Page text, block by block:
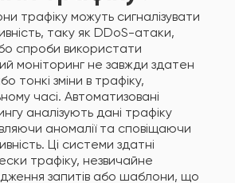
трафіку можуть сигналізувати
таку як DDoS-атаки,
спроби використати
моніторинг не завжди здатен
тонкі зміни в трафіку,
часі. Автоматизовані
аналізують дані трафіку
аномалії та сповіщаючи
Ці системи здатні
трафіку, незвичайне
запитів або шаблони, що